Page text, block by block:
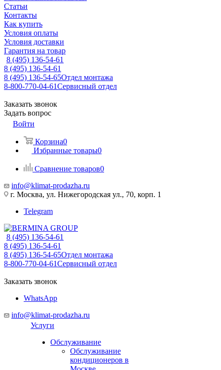
Статьи
Контакты
Как купить
Условия оплаты
Условия доставки
Гарантия на товар
8 (495) 136-54-61
8 (495) 136-54-61
8 (495) 136-54-65Отдел монтажа
8-800-770-04-61Сервисный отдел
Заказать звонок
Задать вопрос
Войти
Корзина0
Избранные товары0
Сравнение товаров0
info@klimat-prodazha.ru
г. Москва, ул. Нижегородская ул., 70, корп. 1
Telegram
8 (495) 136-54-61
8 (495) 136-54-61
8 (495) 136-54-65Отдел монтажа
8-800-770-04-61Сервисный отдел
Заказать звонок
WhatsApp
info@klimat-prodazha.ru
Услуги
Обслуживание
Обслуживание
кондиционеров в